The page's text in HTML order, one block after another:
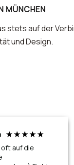
MÜNCHEN
stets auf der
und Design.
auf die